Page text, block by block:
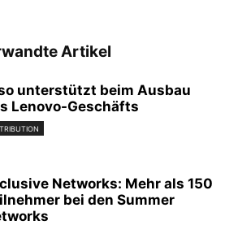
Artikel
unterstützt beim Ausbau
Lenovo-Geschäfts
Networks: Mehr als 150
bei den Summer